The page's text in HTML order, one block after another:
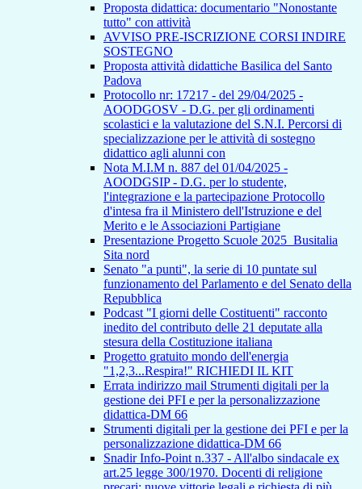
Proposta didattica: documentario "Nonostante
tutto" con attività
AVVISO PRE-ISCRIZIONE CORSI INDIRE
SOSTEGNO
Proposta attività didattiche Basilica del Santo
Padova
Protocollo nr: 17217 - del 29/04/2025 -
AOODGOSV - D.G. per gli ordinamenti
scolastici e la valutazione del S.N.I. Percorsi di
specializzazione per le attività di sostegno
didattico agli alunni con
Nota M.I.M n. 887 del 01/04/2025 -
AOODGSIP - D.G. per lo studente,
l'integrazione e la partecipazione Protocollo
d'intesa fra il Ministero dell'Istruzione e del
Merito e le Associazioni Partigiane
Presentazione Progetto Scuole 2025_Busitalia
Sita nord
Senato "a punti", la serie di 10 puntate sul
funzionamento del Parlamento e del Senato della
Repubblica
Podcast "I giorni delle Costituenti" racconto
inedito del contributo delle 21 deputate alla
stesura della Costituzione italiana
Progetto gratuito mondo dell'energia
"1,2,3...Respira!" RICHIEDI IL KIT
Errata indirizzo mail Strumenti digitali per la
gestione dei PFI e per la personalizzazione
didattica-DM 66
Strumenti digitali per la gestione dei PFI e per la
personalizzazione didattica-DM 66
Snadir Info-Point n.337 - All'albo sindacale ex
art.25 legge 300/1970. Docenti di religione